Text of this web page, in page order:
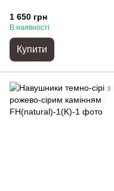
1 650 грн
В наявності
Купити